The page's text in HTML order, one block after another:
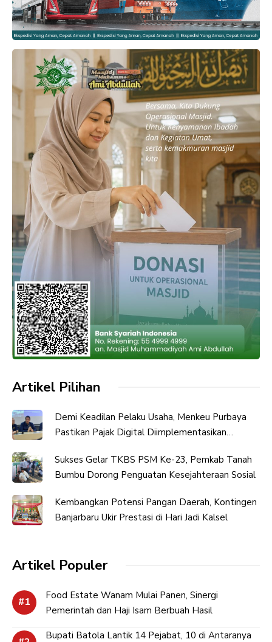
Artikel Pilihan
Demi Keadilan Pelaku Usaha, Menkeu Purbaya
Pastikan Pajak Digital Diimplementasikan
Sukses Gelar TKBS PSM Ke-23, Pemkab Tanah
Bumbu Dorong Penguatan Kesejahteraan Sosial
Kembangkan Potensi Pangan Daerah, Kontingen
Banjarbaru Ukir Prestasi di Hari Jadi Kalsel
Artikel Populer
Food Estate Wanam Mulai Panen, Sinergi
Pemerintah dan Haji Isam Berbuah Hasil
Bupati Batola Lantik 14 Pejabat, 10 di Antaranya